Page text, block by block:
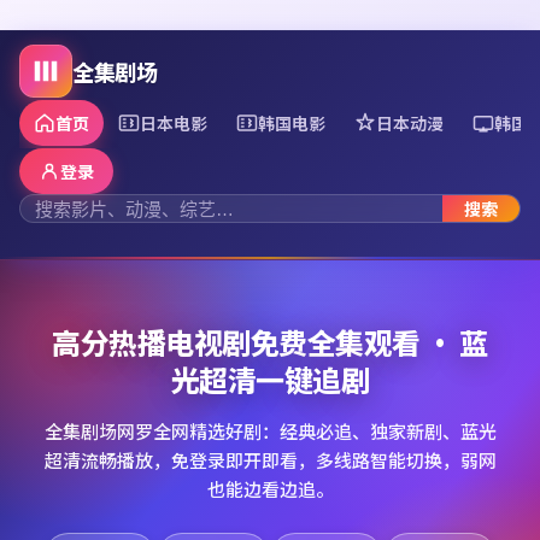
全集剧场
首页 日本电影 韩国电影 日本动漫 韩国
搜索
登录
高分热播电视剧免费全集观看 · 蓝
光超清一键追剧
全集剧场网罗全网精选好剧：经典必追、独家新剧、蓝光
超清流畅播放，免登录即开即看，多线路智能切换，弱网
也能边看边追。